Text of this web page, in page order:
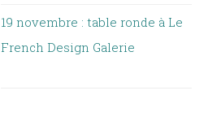
19 novembre : table ronde à Le
French Design Galerie